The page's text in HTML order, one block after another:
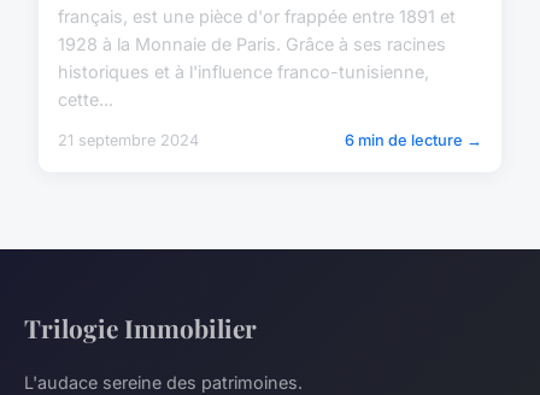
français, est une pièce d'or frappée entre 1891 et
1928 à la Monnaie de Paris. Grâce à ses racines
historiques et à l'influence franco-tunisienne,
cette...
21 septembre 2024 6 min de lecture →
Trilogie Immobilier
L'audace sereine des patrimoines.